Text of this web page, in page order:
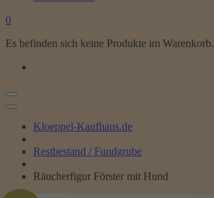
0
Es befinden sich keine Produkte im Warenkorb.
Kloeppel-Kaufhaus.de
Restbestand / Fundgrube
Räucherfigur Förster mit Hund